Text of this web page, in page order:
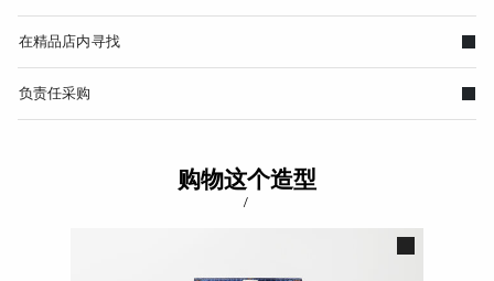
在精品店内寻找
负责任采购
购物这个造型
/